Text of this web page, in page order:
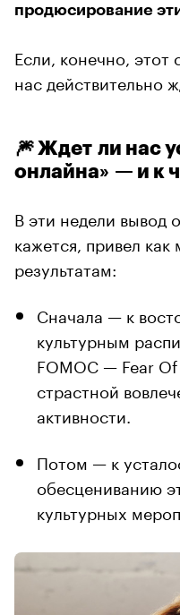
продюсирование
Если, конечно, этот
нас действительно
🎆 Ждет ли нас
онлайна» — и к
В эти недели вывод
кажется, привел
результатам:
Сначала — к
культурным
FOMOC — Fear
страстной
активности.
Потом — к
обесцениванию
культурных